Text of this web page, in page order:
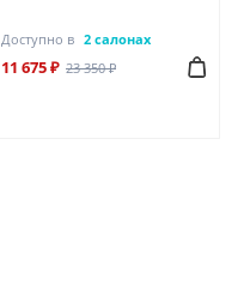
Доступно в 2 салонах
11 675 ₽ 23 350 ₽